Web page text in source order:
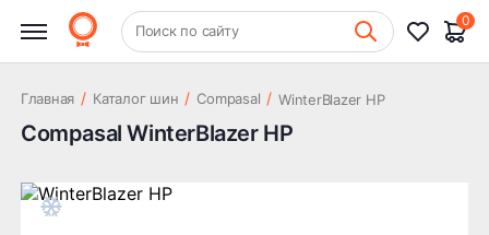
+7 (831) 261-35-35 Шиномонтаж
Поиск по сайту
0
Главная / Каталог шин / Compasal / WinterBlazer HP
Compasal WinterBlazer HP